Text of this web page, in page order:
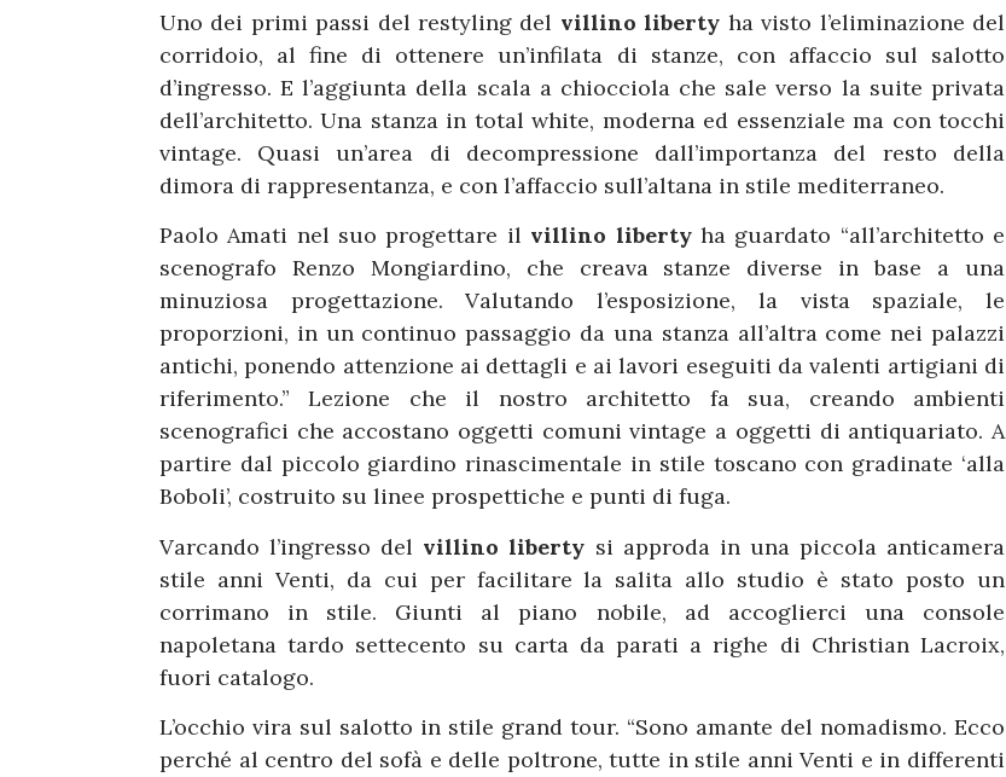
Uno dei primi passi del restyling del villino liberty ha visto l’eliminazione del
corridoio, al fine di ottenere un’infilata di stanze, con affaccio sul salotto
d’ingresso. E l’aggiunta della scala a chiocciola che sale verso la suite privata
dell’architetto. Una stanza in total white, moderna ed essenziale ma con tocchi
vintage. Quasi un’area di decompressione dall’importanza del resto della
dimora di rappresentanza, e con l’affaccio sull’altana in stile mediterraneo.
Paolo Amati nel suo progettare il villino libertyha guardato “all’architetto e
scenografo Renzo Mongiardino, che creava stanze diverse in base a una
minuziosa progettazione. Valutando l’esposizione, la vista spaziale, le
proporzioni, in un continuo passaggio da una stanza all’altra come nei palazzi
antichi, ponendo attenzione ai dettagli e ai lavori eseguiti da valenti artigiani di
riferimento.” Lezione che il nostro architetto fa sua, creando ambienti
scenografici che accostano oggetti comuni vintage a oggetti di antiquariato. A
partire dal piccolo giardino rinascimentale in stile toscano con gradinate ‘alla
Boboli’, costruito su linee prospettiche e punti di fuga.
Varcando l’ingresso del villino liberty si approda in una piccola anticamera
stile anni Venti, da cui per facilitare la salita allo studio è stato posto un
corrimano in stile. Giunti al piano nobile, ad accoglierci una console
napoletana tardo settecento su carta da parati a righe di Christian Lacroix,
fuori catalogo.
L’occhio vira sul salotto in stile grand tour. “Sono amante del nomadismo. Ecco
perché al centro del sofà e delle poltrone, tutte in stile anni Venti e in differenti